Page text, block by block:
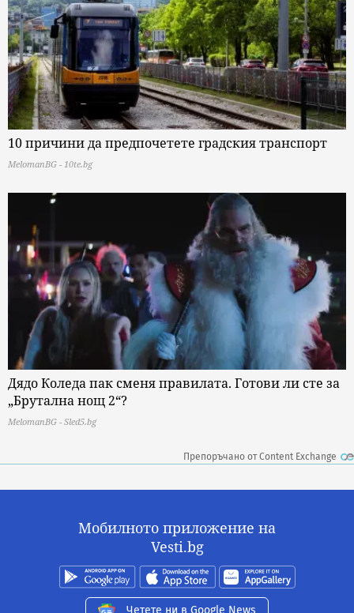
10 причини да предпочетете градския транспорт
MelomanBG - 10te.bg
Дядо Коледа пак сменя правилата. Готови ли сте за
„Брутална нощ 2“?
MelomanBG - Sled5.bg
Препоръчано от Content Exchange
Мобилното приложение на
Vesti.bg